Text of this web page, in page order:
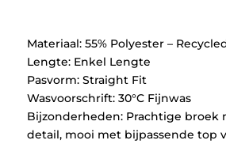
Materiaal: 55% Polyester –
Lengte: Enkel Lengte
Pasvorm: Straight Fit
Wasvoorschrift: 30°C Fijnwas
Bijzonderheden: Prachtige broek
detail, mooi met bijpassende top